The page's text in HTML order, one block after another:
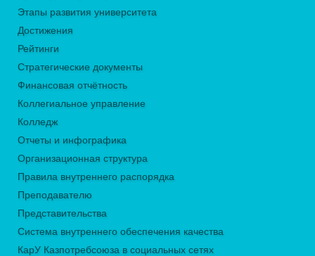
Этапы развития университета
Достижения
Рейтинги
Стратегические документы
Финансовая отчётность
Коллегиальное управление
Колледж
Отчеты и инфографика
Организационная структура
Правила внутреннего распорядка
Преподавателю
Представительства
Система внутреннего обеспечения качества
КарУ Казпотребсоюза в социальных сетях